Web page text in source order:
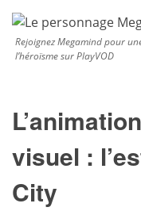
Rejoignez Megamind pour
l’héroïsme sur PlayVOD
visuel :
City